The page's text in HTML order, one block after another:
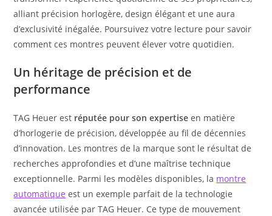
alliant précision horlogère, design élégant et une aura
d’exclusivité inégalée. Poursuivez votre lecture pour savoir
comment ces montres peuvent élever votre quotidien.
Un héritage de précision et de
performance
TAG Heuer est réputée pour son expertise en matière
d’horlogerie de précision, développée au fil de décennies
d’innovation. Les montres de la marque sont le résultat de
recherches approfondies et d’une maîtrise technique
exceptionnelle. Parmi les modèles disponibles, la montre
automatique est un exemple parfait de la technologie
avancée utilisée par TAG Heuer. Ce type de mouvement